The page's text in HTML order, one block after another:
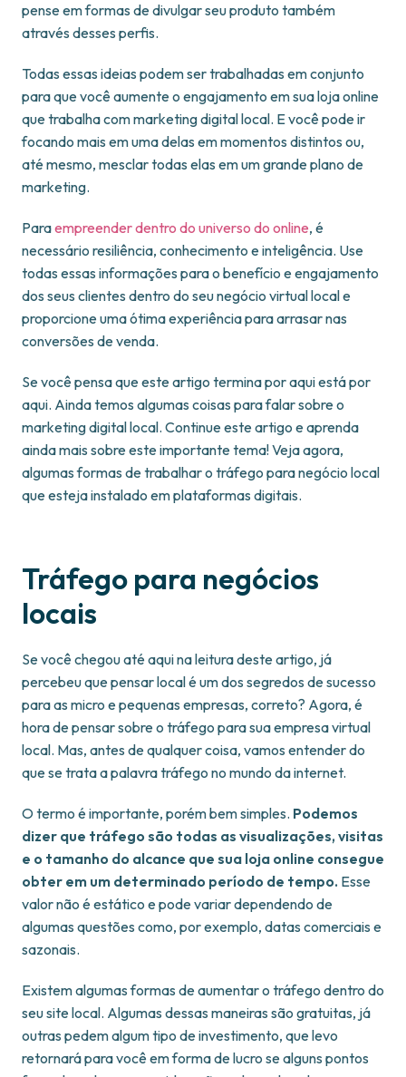
pense em formas de divulgar seu produto também
através desses perfis.
Todas essas ideias podem ser trabalhadas em conjunto
para que você aumente o engajamento em sua loja online
que trabalha com marketing digital local. E você pode ir
focando mais em uma delas em momentos distintos ou,
até mesmo, mesclar todas elas em um grande plano de
marketing.
Paraempreender dentro do universo do online, é
necessário resiliência, conhecimento e inteligência. Use
todas essas informações para o benefício e engajamento
dos seus clientes dentro do seu negócio virtual local e
proporcione uma ótima experiência para arrasar nas
conversões de venda.
Se você pensa que este artigo termina por aqui está por
aqui. Ainda temos algumas coisas para falar sobre o
marketing digital local. Continue este artigo e aprenda
ainda mais sobre este importante tema! Veja agora,
algumas formas de trabalhar o tráfego para negócio local
que esteja instalado em plataformas digitais.
Tráfego para negócios
locais
Se você chegou até aqui na leitura deste artigo, já
percebeu que pensar local é um dos segredos de sucesso
para as micro e pequenas empresas, correto? Agora, é
hora de pensar sobre o tráfego para sua empresa virtual
local. Mas, antes de qualquer coisa, vamos entender do
que se trata a palavra tráfego no mundo da internet.
O termo é importante, porém bem simples. Podemos
dizer que tráfego são todas as visualizações, visitas
e o tamanho do alcance que sua loja online consegue
obter em um determinado período de tempo. Esse
valor não é estático e pode variar dependendo de
algumas questões como, por exemplo, datas comerciais e
sazonais.
Existem algumas formas de aumentar o tráfego dentro do
seu site local. Algumas dessas maneiras são gratuitas, já
outras pedem algum tipo de investimento, que levo
retornará para você em forma de lucro se alguns pontos